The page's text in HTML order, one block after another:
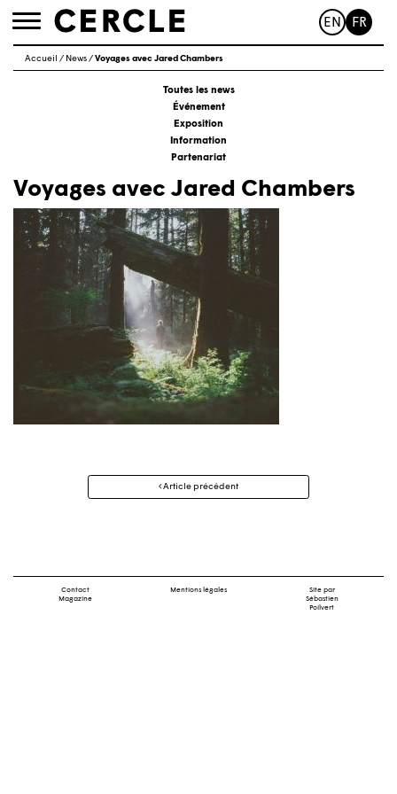
Toggle
EN FR
Accueil / News/Voyages avec Jared Chambers
Toutes les news
Événement
Exposition
Information
Partenariat
Voyages avec Jared Chambers
Navigation
Article précédent
Contact
Magazine
Mentions légales
Site par
Sébastien
Poilvert